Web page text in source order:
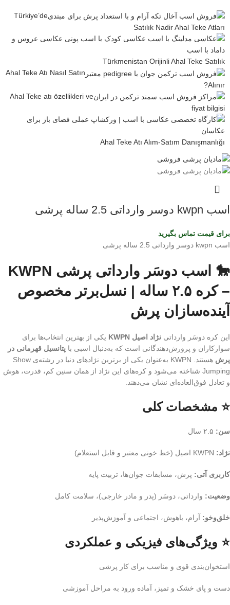
Türkiye’de
Satılık Nadir Ahal Teke Atları
Türkmenistan Orijinli Ahal Teke Satılık
Ahal Teke Atı Nasıl Satın
Alınır?
Ahal Teke atı özellikleri ve
fiyat bilgisi
Ahal Teke Atı Alım-Satım Danışmanlığı
اسب kwpn دوسر وارداتی 2.5 ساله پرشی
برای قیمت تماس بگیرید
اسب kwpn دوسر وارداتی 2.5 ساله پرشی
🐎 اسب دوسَر وارداتی پرشی KWPN
– کره ۲.۵ ساله | نسل‌برتر مخصوص
آینده‌سازان پرش
این کره دوسَر وارداتی نژاد اصیل KWPN
یکی از بهترین انتخاب‌ها برای
سوارکاران و پرورش‌دهندگانی است که به‌دنبال اسبی با پتانسیل قهرمانی در
پرش
هستند. KWPN به‌عنوان یکی از برترین نژادهای دنیا در رشته‌ی Show
Jumping شناخته می‌شود و کره‌های این نژاد از همان سنین کم، قدرت، هوش
و تعادل فوق‌العاده‌ای نشان می‌دهند.
⭐ مشخصات کلی
سن:
نژاد:
کاربری آتی: پرش، مسابقات جوان‌ها، تربیت پایه
وضعیت: وارداتی، دوسَر (پدر و مادر خارجی)، سلامت کامل
خلق‌وخو: آرام، باهوش، اجتماعی و آموزش‌پذیر
⭐ ویژگی‌های فیزیکی و عملکردی
استخوان‌بندی قوی و مناسب برای کار پرشی
دست و پای خشک و تمیز، آماده ورود به مراحل آموزشی